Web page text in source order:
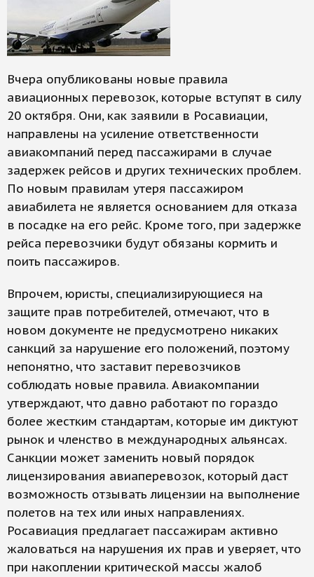
Вчера опубликованы новые правила
авиационных перевозок, которые вступят в силу
20 октября. Они, как заявили в Росавиации,
направлены на усиление ответственности
авиакомпаний перед пассажирами в случае
задержек рейсов и других технических проблем.
По новым правилам утеря пассажиром
авиабилета не является основанием для отказа
в посадке на его рейс. Кроме того, при задержке
рейса перевозчики будут обязаны кормить и
поить пассажиров.
Впрочем, юристы, специализирующиеся на
защите прав потребителей, отмечают, что в
новом документе не предусмотрено никаких
санкций за нарушение его положений, поэтому
непонятно, что заставит перевозчиков
соблюдать новые правила. Авиакомпании
утверждают, что давно работают по гораздо
более жестким стандартам, которые им диктуют
рынок и членство в международных альянсах.
Санкции может заменить новый порядок
лицензирования авиаперевозок, который даст
возможность отзывать лицензии на выполнение
полетов на тех или иных направлениях.
Росавиация предлагает пассажирам активно
жаловаться на нарушения их прав и уверяет, что
при накоплении критической массы жалоб